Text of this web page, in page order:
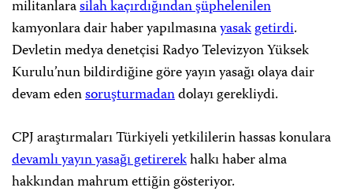
militanlarasilah kaçırdığından şüphelenilen
kamyonlara dair haber yapılmasınayasakgetirdi.
Devletin medya denetçisi Radyo Televizyon Yüksek
Kurulu’nun bildirdiğine göre yayın yasağı olaya dair
devam edensoruşturmadandolayı gerekliydi.
CPJ araştırmaları Türkiyeli yetkililerin hassas konulara
devamlı yayın yasağı getirerekhalkı haber alma
hakkından mahrum ettiğin gösteriyor.